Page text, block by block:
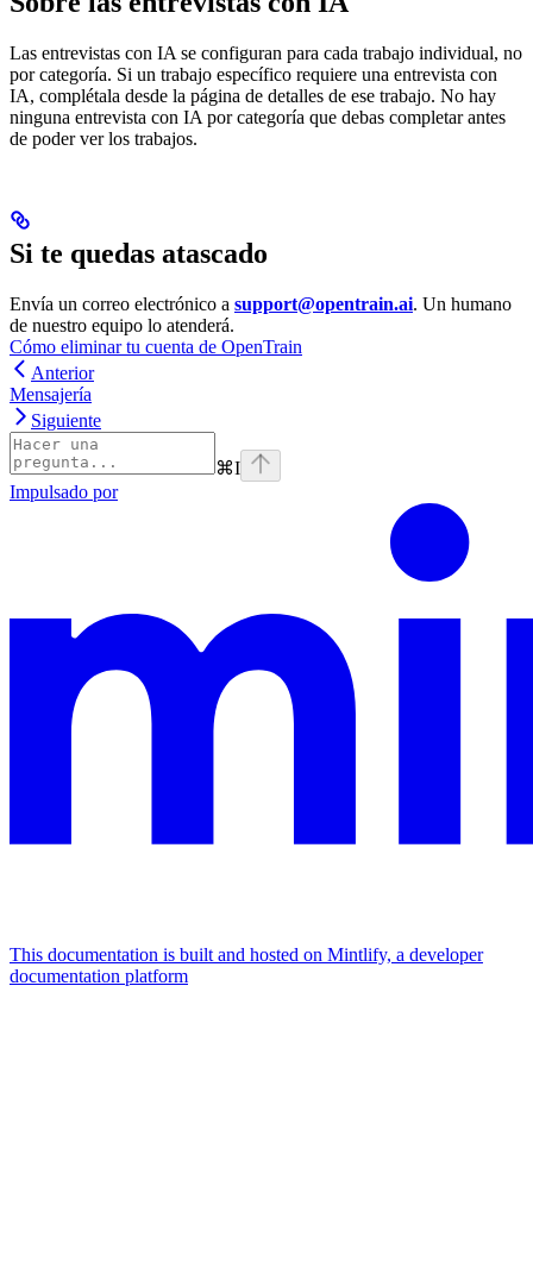
Las entrevistas con IA se configuran para cada trabajo individual, no
por categoría. Si un trabajo específico requiere una entrevista con
IA, complétala desde la página de detalles de ese trabajo. No hay
ninguna entrevista con IA por categoría que debas completar antes
de poder ver los trabajos.
Si te quedas atascado
Envía un correo electrónico a support@opentrain.ai. Un humano
de nuestro equipo lo atenderá.
Cómo eliminar tu cuenta de OpenTrain
Anterior
Mensajería
Siguiente
⌘I
Impulsado por
This documentation is built and hosted on Mintlify, a developer
documentation platform